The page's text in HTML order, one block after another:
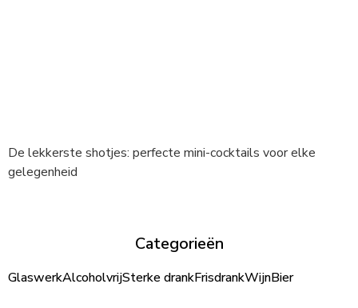
De lekkerste shotjes: perfecte mini-cocktails voor elke
gelegenheid
Categorieën
GlaswerkAlcoholvrijSterke drankFrisdrankWijnBier